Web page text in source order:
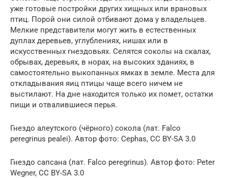
уже готовые постройки других хищных или врановых
птиц. Порой они силой отбивают дома у владельцев.
Мелкие представители могут жить в естественных
дуплах деревьев, углублениях, нишах или в
искусственных гнездовьях. Селятся соколы на скалах,
обрывах, деревьях, в норах, на высоких зданиях, в
самостоятельно выкопанных ямках в земле. Места для
откладывания яиц птицы чаще всего ничем не
выстилают. На дне находится только их помет, остатки
пищи и отвалившиеся перья.
Гнездо алеутского (чёрного) сокола (лат. Falco
peregrinus pealei). Автор фото: Cephas, CC BY-SA 3.0
Гнездо сапсана (лат. Falco peregrinus). Автор фото: Peter
Wegner, CC BY-SA 3.0